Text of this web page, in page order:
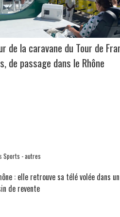
de la caravane du Tour de
de passage dans le Rhône
Sports - autres
: elle retrouve sa télé volée dans un
de revente